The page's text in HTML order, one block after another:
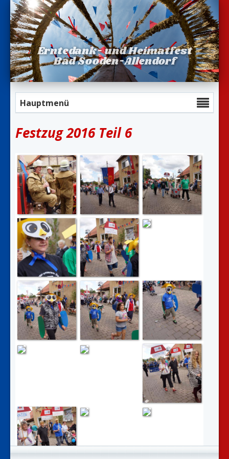
Erntedank- und Heimatfest
Bad Sooden-Allendorf
Hauptmenü
Festzug 2016 Teil 6